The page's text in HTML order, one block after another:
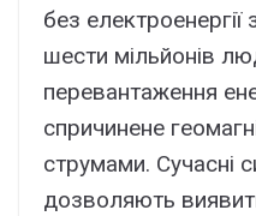
без
шести мільйонів
перевантаження
спричинене
струмами. Сучасні
дозволяють